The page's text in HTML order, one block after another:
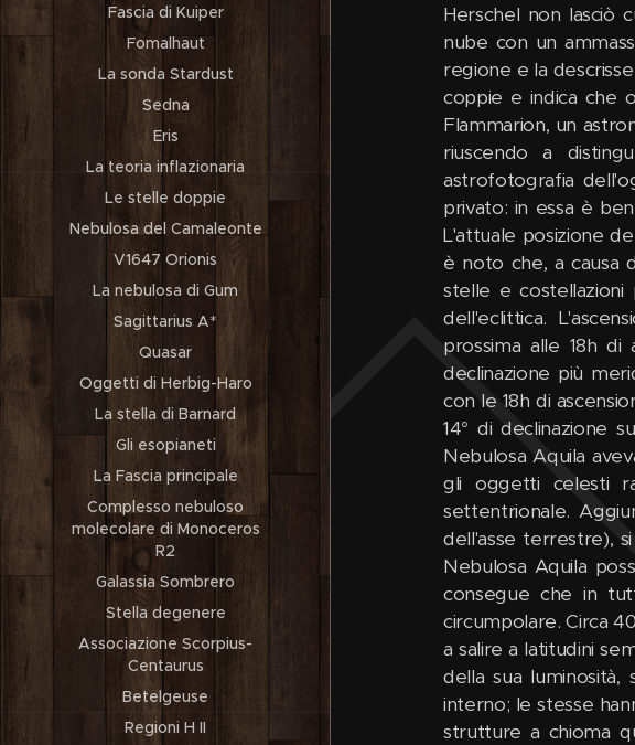
Fascia di Kuiper
Fomalhaut
La sonda Stardust
Sedna
Eris
La teoria inflazionaria
Le stelle doppie
Nebulosa del Camaleonte
V1647 Orionis
La nebulosa di Gum
Sagittarius A*
Quasar
Oggetti di Herbig-Haro
La stella di Barnard
Gli esopianeti
La Fascia principale
Complesso nebuloso
molecolare di Monoceros
R2
Galassia Sombrero
Stella degenere
Associazione Scorpius-
Centaurus
Betelgeuse
Regioni H II
Herschel non lasciò
nube con un
regione e la
coppie e indica che
Flammarion, un
riuscendo a
astrofotografia
privato: in essa è
L'attuale posizione
è noto che, a causa
stelle e costellazioni
dell'eclittica.
prossima alle 18h
declinazione più
con le 18h di
14° di declinazione
Nebulosa Aquila
gli oggetti celesti
settentrionale.
dell'asse terrestre),
Nebulosa Aquila
consegue che in
circumpolare. Circa
a salire a latitudini
della sua luminosità,
interno; le stesse
strutture a chioma